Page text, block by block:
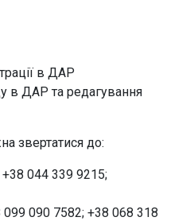
в ДАР
в ДАР та редагування
звертатися до:
044 339 9215;
099 090 7582; +38 068 318